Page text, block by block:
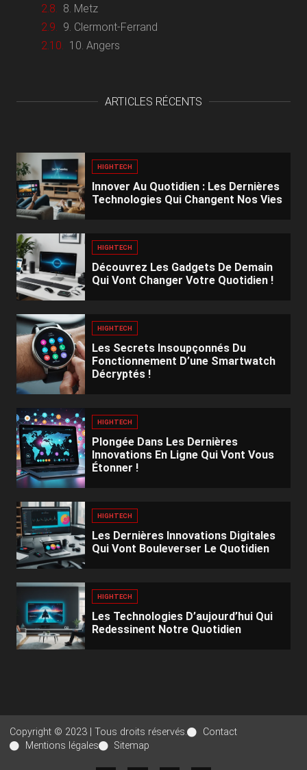
8. Metz
9. Clermont-Ferrand
10. Angers
ARTICLES RÉCENTS
HIGHTECH
Innover Au Quotidien : Les Dernières
Technologies Qui Changent Nos Vies
HIGHTECH
Découvrez Les Gadgets De Demain
Qui Vont Changer Votre Quotidien !
HIGHTECH
Les Secrets Insoupçonnés Du
Fonctionnement D’une Smartwatch
Décryptés !
HIGHTECH
Plongée Dans Les Dernières
Innovations En Ligne Qui Vont Vous
Étonner !
HIGHTECH
Les Dernières Innovations Digitales
Qui Vont Bouleverser Le Quotidien
HIGHTECH
Les Technologies D’aujourd’hui Qui
Redessinent Notre Quotidien
Copyright © 2023 | Tous droits réservés.
Contact
Mentions légales
Sitemap